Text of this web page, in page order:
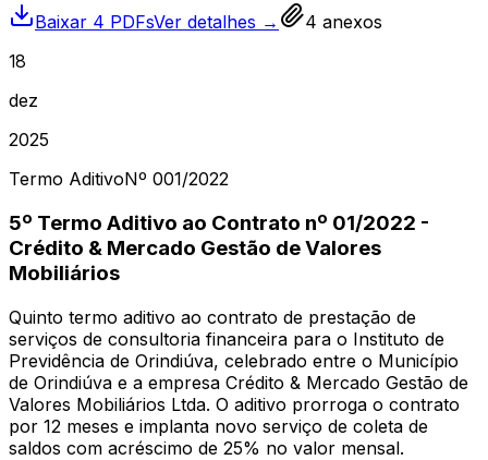
Baixar 4 PDFsVer detalhes → 4 anexos
18
dez
2025
Termo AditivoNº 001/2022
5º Termo Aditivo ao Contrato nº 01/2022 -
Crédito & Mercado Gestão de Valores
Mobiliários
Quinto termo aditivo ao contrato de prestação de
serviços de consultoria financeira para o Instituto de
Previdência de Orindiúva, celebrado entre o Município
de Orindiúva e a empresa Crédito & Mercado Gestão de
Valores Mobiliários Ltda. O aditivo prorroga o contrato
por 12 meses e implanta novo serviço de coleta de
saldos com acréscimo de 25% no valor mensal.